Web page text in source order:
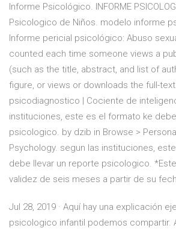
Informe Psicológico. INFORME
Psicologico de Niños. modelo informe
Informe pericial psicológico: Abuso
counted each time someone views a
(such as the title, abstract, and list of
figure, or views or downloads the full-
psicodiagnostico | Cociente de
instituciones, este es el formato ke
psicologico. by dzib in Browse >
Psychology. segun las instituciones,
debe llevar un reporte psicologico.
validez de seis meses a partir de su
Jul 28, 2019 · Aquí hay una explicación
psicologico infantil podemos compartir.